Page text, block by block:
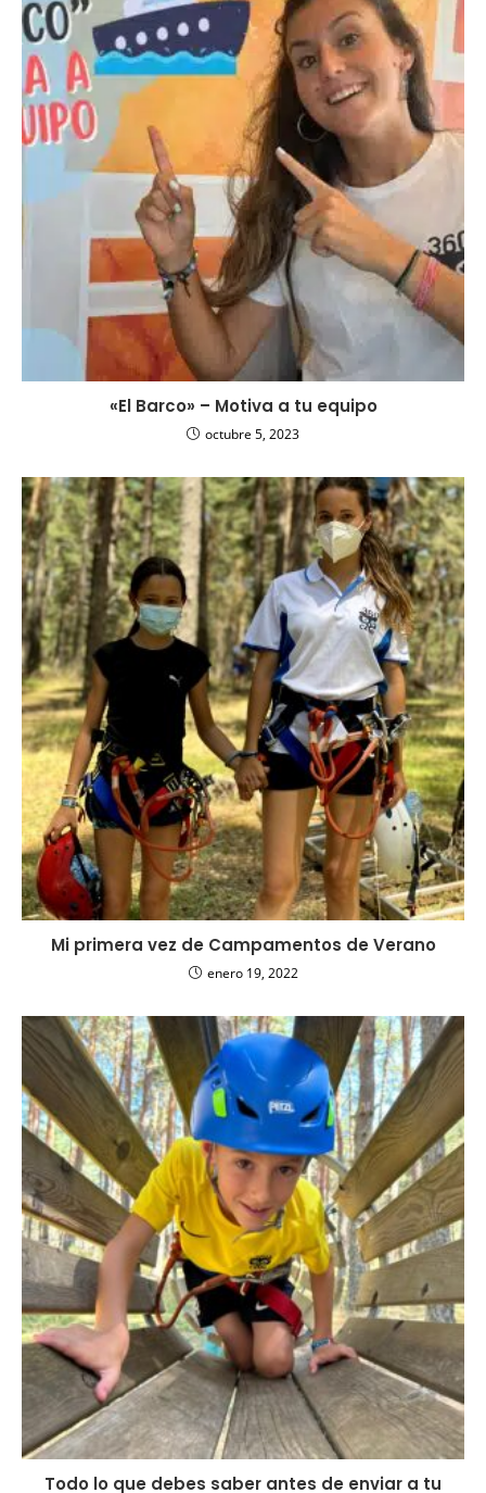
«El Barco» – Motiva a tu equipo
octubre 5, 2023
Mi primera vez de Campamentos de Verano
enero 19, 2022
Todo lo que debes saber antes de enviar a tu